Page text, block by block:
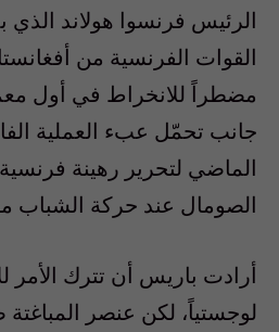
الرئيس فرنسوا هولاند
القوات الفرنسية من
مضطراً للانخراط في أول
جانب تحمّل عبء العملية
الماضي لتحرير رهينة
الصومال عند حركة الشباب منذ
أرادت باريس أن تترك الأمر
لوجستياً، لكن عنصر